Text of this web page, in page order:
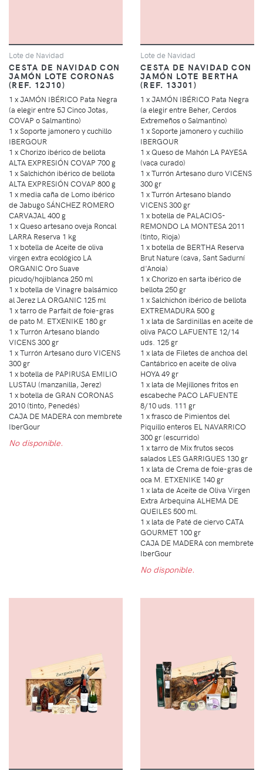
Lote de Navidad
CESTA DE NAVIDAD CON
JAMÓN LOTE CORONAS
(REF. 12J10)
1 x JAMÓN IBÉRICO Pata Negra
(a elegir entre 5J Cinco Jotas,
COVAP o Salmantino)
1 x Soporte jamonero y cuchillo
IBERGOUR
1 x Chorizo ibérico de bellota
ALTA EXPRESIÓN COVAP 700 g
1 x Salchichón ibérico de bellota
ALTA EXPRESIÓN COVAP 800 g
1 x media caña de Lomo ibérico
de Jabugo SÁNCHEZ ROMERO
CARVAJAL 400 g
1 x Queso artesano oveja Roncal
LARRA Reserva 1 kg
1 x botella de Aceite de oliva
virgen extra ecológico LA
ORGANIC Oro Suave
picudo/hojiblanca 250 ml
1 x botella de Vinagre balsámico
al Jerez LA ORGANIC 125 ml
1 x tarro de Parfait de foie-gras
de pato M. ETXENIKE 180 gr
1 x Turrón Artesano blando
VICENS 300 gr
1 x Turrón Artesano duro VICENS
300 gr
1 x botella de PAPIRUSA EMILIO
LUSTAU (manzanilla, Jerez)
1 x botella de GRAN CORONAS
2010 (tinto, Penedés)
CAJA DE MADERA con membrete
IberGour
No disponible.
Lote de Navidad
CESTA DE NAVIDAD CON
JAMÓN LOTE BERTHA
(REF. 13J01)
1 x JAMÓN IBÉRICO Pata Negra
(a elegir entre Beher, Cerdos
Extremeños o Salmantino)
1 x Soporte jamonero y cuchillo
IBERGOUR
1 x Queso de Mahón LA PAYESA
(vaca curado)
1 x Turrón Artesano duro VICENS
300 gr
1 x Turrón Artesano blando
VICENS 300 gr
1 x botella de PALACIOS-
REMONDO LA MONTESA 2011
(tinto, Rioja)
1 x botella de BERTHA Reserva
Brut Nature (cava, Sant Sadurní
d'Anoia)
1 x Chorizo en sarta ibérico de
bellota 250 gr
1 x Salchichón ibérico de bellota
EXTREMADURA 500 g
1 x lata de Sardinillas en aceite de
oliva PACO LAFUENTE 12/14
uds. 125 gr
1 x lata de Filetes de anchoa del
Cantábrico en aceite de oliva
HOYA 49 gr
1 x lata de Mejillones fritos en
escabeche PACO LAFUENTE
8/10 uds. 111 gr
1 x frasco de Pimientos del
Piquillo enteros EL NAVARRICO
300 gr (escurrido)
1 x tarro de Mix frutos secos
salados LES GARRIGUES 130 gr
1 x lata de Crema de foie-gras de
oca M. ETXENIKE 140 gr
1 x lata de Aceite de Oliva Virgen
Extra Arbequina ALHEMA DE
QUEILES 500 ml.
1 x lata de Paté de ciervo CATA
GOURMET 100 gr
CAJA DE MADERA con membrete
IberGour
No disponible.